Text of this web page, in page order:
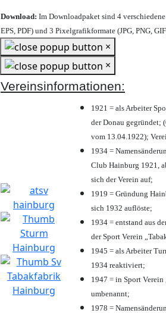
Download: Im Downloadpaket sind 4
EPS, PDF) und 3 Pixelgrafikformate (JPG, PNG,
×
×
Vereinsinformationen:
1921 = als Arbeiter
der Donau gegründet;
vom 13.04.1922);
1934 =
Club Hainburg 1921,
sich der Verein auf;
1919 = Gründung
sich 1932 auflöste;
1934 = entstand aus
der Sport Verein
1945 = als Arbeiter
1934 reaktiviert;
1947 = in Sport
umbenannt;
1978 =